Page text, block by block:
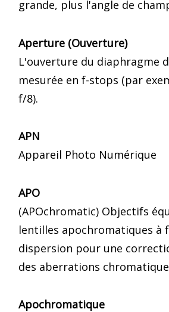
grande, plus l'angle de
Aperture (Ouverture)
L'ouverture du diaphragme
mesurée en f-stops (par
f/8).
APN
Appareil Photo Numérique
APO
(APOchromatic) Objectifs
lentilles apochromatiques à
dispersion pour une
des aberrations
Apochromatique